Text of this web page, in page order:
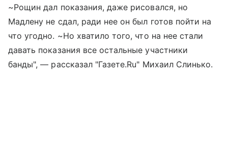
~Рощин дал показания, даже рисовался, но
Мадлену не сдал, ради нее он был готов пойти на
что угодно. ~Но хватило того, что на нее стали
давать показания все остальные участники
банды", — рассказал "Газете.Ru" Михаил Слинько.